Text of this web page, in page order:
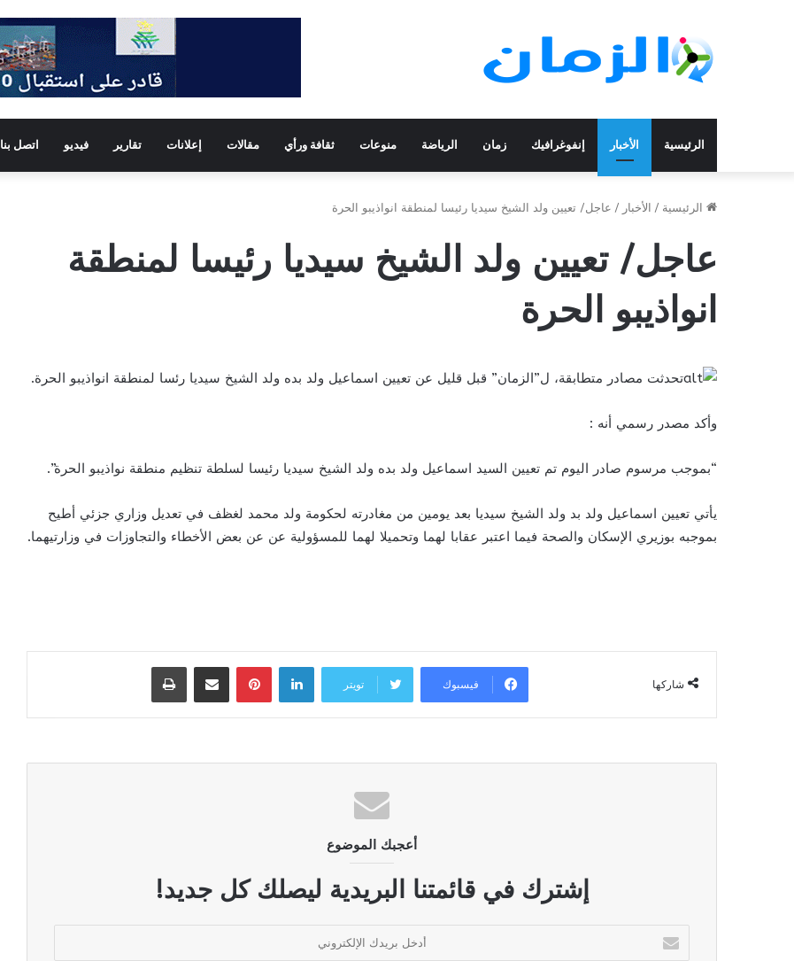
الرئيسية الأخبار إنفوغرافيك زمان الرياضة منوعات ثقافة ورأي مقالات إعلانات تقارير فيديو اتصل بنا
الرئيسية / الأخبار / عاجل/ تعيين ولد الشيخ سيديا رئيسا لمنطقة انواذيبو الحرة
عاجل/ تعيين ولد الشيخ سيديا رئيسا لمنطقة
انواذيبو الحرة
تحدثت مصادر متطابقة، ل”الزمان” قبل قليل عن تعيين اسماعيل ولد بده ولد الشيخ سيديا رئسا لمنطقة انواذيبو الحرة.
وأكد مصدر رسمي أنه :
“بموجب مرسوم صادر اليوم تم تعيين السيد اسماعيل ولد بده ولد الشيخ سيديا رئيسا لسلطة تنظيم منطقة نواذيبو الحرة”.
يأتي تعيين اسماعيل ولد بد ولد الشيخ سيديا بعد يومين من مغادرته لحكومة ولد محمد لغظف في تعديل وزاري جزئي أطيح
بموجبه بوزيري الإسكان والصحة فيما اعتبر عقابا لهما وتحميلا لهما للمسؤولية عن عن بعض الأخطاء والتجاوزات في وزارتيهما.
شاركها فيسبوك تويتر
لينكدإن بينتيريستمشاركة عبر البريد طباعة
أعجبك الموضوع
إشترك في قائمتنا البريدية ليصلك كل جديد!
بريدك